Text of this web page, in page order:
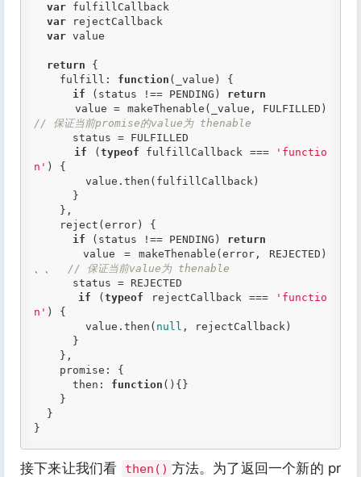
var fulfillCallback
var rejectCallback
var value
return {
    fulfill:
function (_value)
{
if (status !== PENDING) return
// 保证当前promise的value为 thenable
if ( typeof fulfillCallback ===
'functio
n' ) {
if (status !== PENDING) return
      value = makeThenable(error, REJECTED)
、、 // 保证当前value为 thenable
if (typeof rejectCallback ===
'functio
n' ) {
        value.then(
null , rejectCallback)
      then:
function () { }
接下来让我们看 then() 方法。为了返回一个新的 pr